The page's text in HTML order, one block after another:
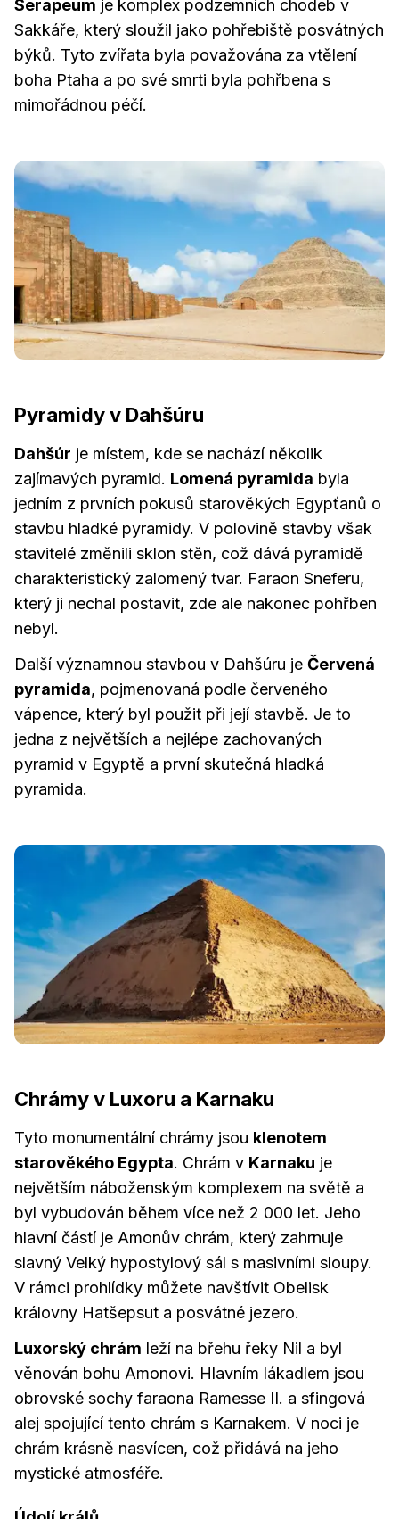
Serapeum je komplex podzemních chodeb v
Sakkáře, který sloužil jako pohřebiště posvátných
býků. Tyto zvířata byla považována za vtělení
boha Ptaha a po své smrti byla pohřbena s
mimořádnou péčí.
Pyramidy v Dahšúru
Dahšúr je místem, kde se nachází několik
zajímavých pyramid. Lomená pyramida byla
jedním z prvních pokusů starověkých Egypťanů o
stavbu hladké pyramidy. V polovině stavby však
stavitelé změnili sklon stěn, což dává pyramidě
charakteristický zalomený tvar. Faraon Sneferu,
který ji nechal postavit, zde ale nakonec pohřben
nebyl.
Další významnou stavbou v Dahšúru je Červená
pyramida, pojmenovaná podle červeného
vápence, který byl použit při její stavbě. Je to
jedna z největších a nejlépe zachovaných
pyramid v Egyptě a první skutečná hladká
pyramida.
Chrámy v Luxoru a Karnaku
Tyto monumentální chrámy jsou klenotem
starověkého Egypta. Chrám v Karnaku je
největším náboženským komplexem na světě a
byl vybudován během více než 2 000 let. Jeho
hlavní částí je Amonův chrám, který zahrnuje
slavný Velký hypostylový sál s masivními sloupy.
V rámci prohlídky můžete navštívit Obelisk
královny Hatšepsut a posvátné jezero.
Luxorský chrám leží na břehu řeky Nil a byl
věnován bohu Amonovi. Hlavním lákadlem jsou
obrovské sochy faraona Ramesse II. a sfingová
alej spojující tento chrám s Karnakem. V noci je
chrám krásně nasvícen, což přidává na jeho
mystické atmosféře.